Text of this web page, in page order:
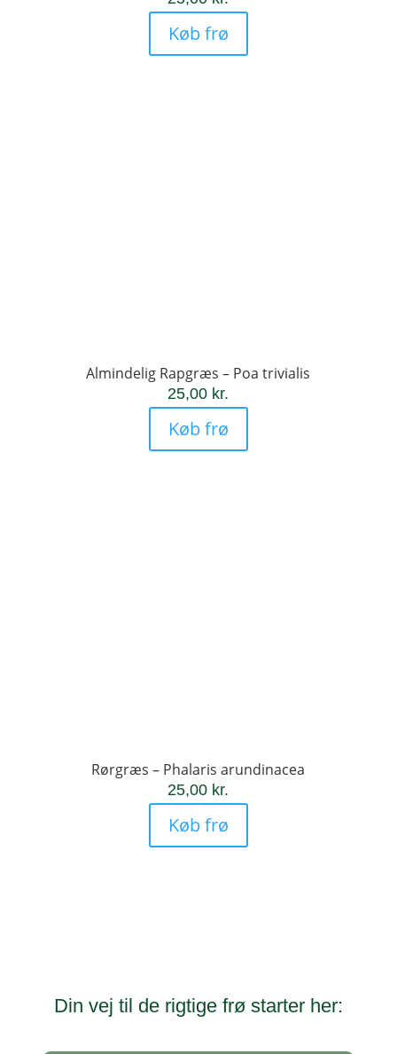
Køb frø
Almindelig Rapgræs – Poa trivialis
25,00 kr.
Køb frø
Rørgræs – Phalaris arundinacea
25,00 kr.
Køb frø
Din vej til de rigtige frø starter her: